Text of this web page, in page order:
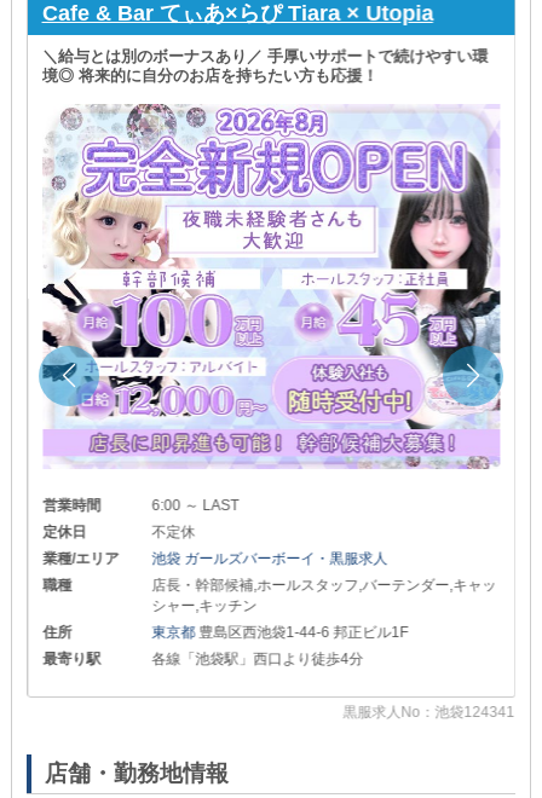
Cafe & Bar てぃあ×らぴ Tiara × Utopia
＼給与とは別のボーナスあり／ 手厚いサポートで続けやすい環
境◎ 将来的に自分のお店を持ちたい方も応援！
営業時間
6:00 ～ LAST
定休日
不定休
業種/エリア
池袋 ガールズバーボーイ・黒服求人
職種
店長・幹部候補,ホールスタッフ,バーテンダー,キャッ
シャー,キッチン
住所
東京都 豊島区西池袋1-44-6 邦正ビル1F
最寄り駅
各線「池袋駅」西口より徒歩4分
黒服求人No：池袋124341
店舗・勤務地情報